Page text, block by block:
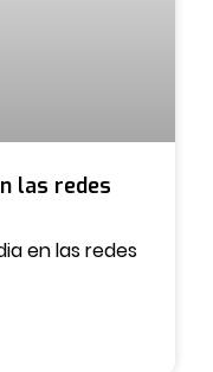
las redes
en las redes